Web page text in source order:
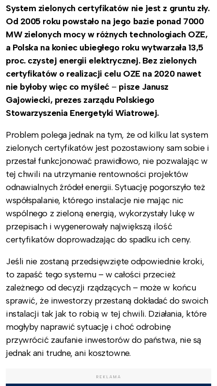
System zielonych certyfikatów nie jest z gruntu zły.
Od 2005 roku powstało na jego bazie ponad 7000
MW zielonych mocy w różnych technologiach OZE,
a Polska na koniec ubiegłego roku wytwarzała 13,5
proc. czystej energii elektrycznej. Bez zielonych
certyfikatów o realizacji celu OZE na 2020 nawet
nie byłoby więc co myśleć – pisze Janusz
Gajowiecki, prezes zarządu Polskiego
Stowarzyszenia Energetyki Wiatrowej.
Problem polega jednak na tym, że od kilku lat system
zielonych certyfikatów jest pozostawiony sam sobie i
przestał funkcjonować prawidłowo, nie pozwalając w
tej chwili na utrzymanie rentowności projektów
odnawialnych źródeł energii. Sytuację pogorszyło też
współspalanie, którego instalacje nie mając nic
wspólnego z zieloną energią, wykorzystały lukę w
przepisach i wygenerowały największą ilość
certyfikatów doprowadzając do spadku ich ceny.
Jeśli nie zostaną przedsięwzięte odpowiednie kroki,
to zapaść tego systemu – w całości przecież
zależnego od decyzji rządzących – może w końcu
sprawić, że inwestorzy przestaną dokładać do swoich
instalacji tak jak to robią w tej chwili. Działania, które
mogłyby naprawić sytuację i choć odrobinę
przywrócić zaufanie inwestorów do państwa, nie są
jednak ani trudne, ani kosztowne.
REKLAMA